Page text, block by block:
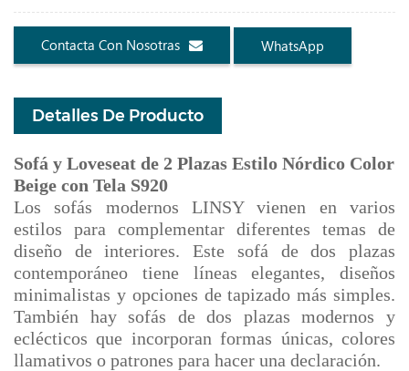
Contacta Con Nosotras WhatsApp
Detalles De Producto
Sofá y Loveseat de 2 Plazas Estilo Nórdico Color
Beige con Tela S920
Los sofás modernos LINSY vienen en varios
estilos para complementar diferentes temas de
diseño de interiores. Este sofá de dos plazas
contemporáneo tiene líneas elegantes, diseños
minimalistas y opciones de tapizado más simples.
También hay sofás de dos plazas modernos y
eclécticos que incorporan formas únicas, colores
llamativos o patrones para hacer una declaración.